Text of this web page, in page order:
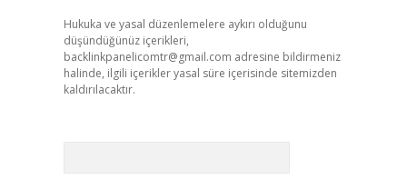
Hukuka ve yasal düzenlemelere aykırı olduğunu
düşündüğünüz içerikleri,
backlinkpanelicomtr@gmail.com adresine bildirmeniz
halinde, ilgili içerikler yasal süre içerisinde sitemizden
kaldırılacaktır.